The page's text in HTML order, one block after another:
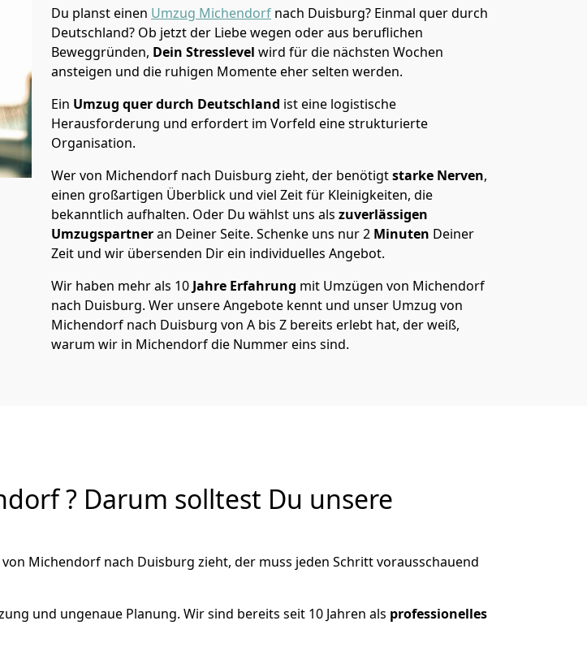
Du planst einen Umzug Michendorf nach Duisburg? Einmal quer durch
Deutschland? Ob jetzt der Liebe wegen oder aus beruflichen
Beweggründen, Dein Stresslevel wird für die nächsten Wochen
ansteigen und die ruhigen Momente eher selten werden.
Ein Umzug quer durch Deutschland ist eine logistische
Herausforderung und erfordert im Vorfeld eine strukturierte
Organisation.
Wer von Michendorf nach Duisburg zieht, der benötigtstarke Nerven,
einen großartigen Überblick und viel Zeit für Kleinigkeiten, die
bekanntlich aufhalten. Oder Du wählst uns als zuverlässigen
Umzugspartneran Deiner Seite. Schenke uns nur2 Minuten Deiner
Zeit und wir übersenden Dir ein individuelles Angebot.
Wir haben mehr als 10 Jahre Erfahrung mit Umzügen von Michendorf
nach Duisburg. Wer unsere Angebote kennt und unser Umzug von
Michendorf nach Duisburg von A bis Z bereits erlebt hat, der weiß,
warum wir in Michendorf die Nummer eins sind.
? Darum solltest Du unsere
Michendorf nach Duisburg zieht, der muss jeden Schritt vorausschauend
und ungenaue Planung. Wir sind bereits seit 10 Jahren als professionelles